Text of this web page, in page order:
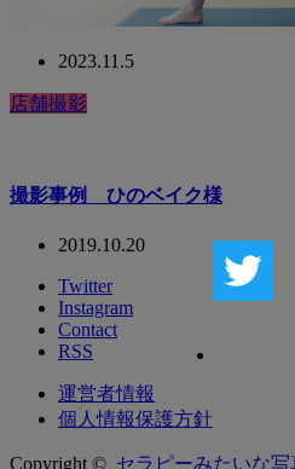
2023.11.5
店舗撮影
撮影事例 ひのベイク様
2019.10.20
Twitter
Instagram
Contact
RSS
運営者情報
個人情報保護方針
Copyright © セラピーみたいな